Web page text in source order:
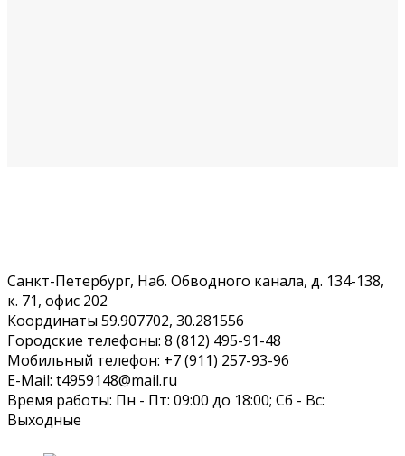
Санкт-Петербург, Наб. Обводного канала, д. 134-138,
к. 71, офис 202
Координаты 59.907702, 30.281556
Городские телефоны: 8 (812) 495-91-48
Мобильный телефон: +7 (911) 257-93-96
E-Mail: t4959148@mail.ru
Время работы: Пн - Пт: 09:00 до 18:00; Сб - Вс:
Выходные